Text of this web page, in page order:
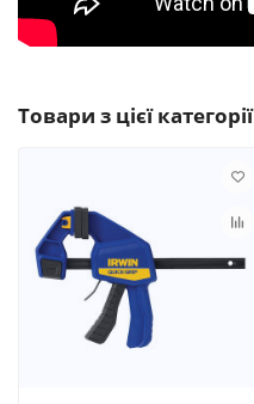
Товари з цієї категорії